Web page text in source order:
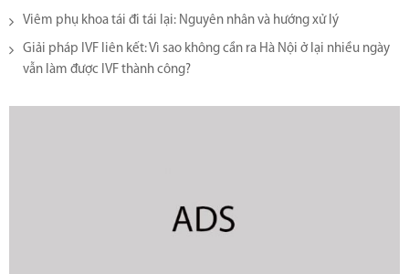
Viêm phụ khoa tái đi tái lại​: Nguyên nhân và hướng xử lý
Giải pháp IVF liên kết: Vì sao không cần ra Hà Nội ở lại nhiều ngày
vẫn làm được IVF thành công?